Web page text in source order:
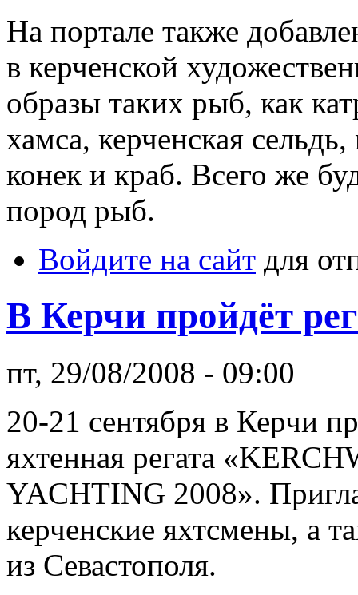
На портале также
в керченской
образы таких рыб, как
хамса, керченская
конек и краб. Всего же
пород рыб.
Войдите на сайт для
В Керчи пройдёт
пт, 29/08/2008 - 09:00
20-21 сентября в Керчи
яхтенная регата
YACHTING 2008».
керченские яхтсмены, а
из Севастополя.